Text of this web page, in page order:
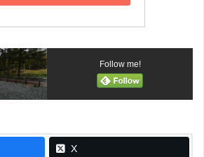
Follow me!
X